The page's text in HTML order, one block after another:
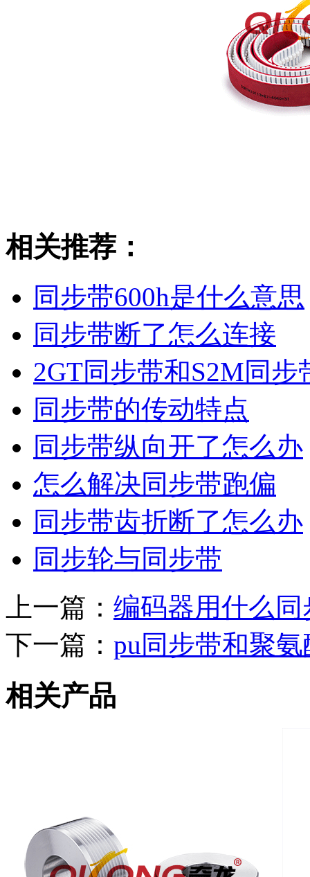
相关推荐：
同步带600h是什么意思
同步带断了怎么连接
2GT同步带和S2M同步
同步带的传动特点
同步带纵向开了怎么办
怎么解决同步带跑偏
同步带齿折断了怎么办
同步轮与同步带
上一篇： 编码器用什么同
下一篇： pu同步带和聚
相关产品